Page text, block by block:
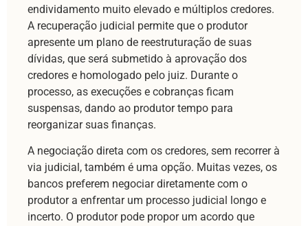
endividamento muito elevado e múltiplos credores.
A recuperação judicial permite que o produtor
apresente um plano de reestruturação de suas
dívidas, que será submetido à aprovação dos
credores e homologado pelo juiz. Durante o
processo, as execuções e cobranças ficam
suspensas, dando ao produtor tempo para
reorganizar suas finanças.
A negociação direta com os credores, sem recorrer à
via judicial, também é uma opção. Muitas vezes, os
bancos preferem negociar diretamente com o
produtor a enfrentar um processo judicial longo e
incerto. O produtor pode propor um acordo que